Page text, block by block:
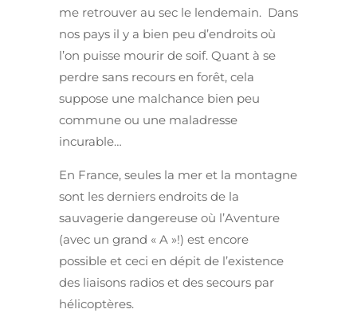
me retrouver au sec le lendemain. Dans
nos pays il y a bien peu d’endroits où
l’on puisse mourir de soif. Quant à se
perdre sans recours en forêt, cela
suppose une malchance bien peu
commune ou une maladresse
incurable…
En France, seules la mer et la montagne
sont les derniers endroits de la
sauvagerie dangereuse où l’Aventure
(avec un grand « A »!) est encore
possible et ceci en dépit de l’existence
des liaisons radios et des secours par
hélicoptères.